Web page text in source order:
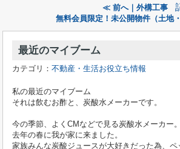
≪ 前へ｜外構工事
無料会員限定！未公開物件（土地
最近のマイブーム
カテゴリ： 不動産・生活お役立ち情報
私の最近のマイブーム
それは飲むお酢と、炭酸水メーカーです。
今の季節、よく CM などで見る炭酸水メーカー。
去年の春に我が家に来ました。
家族みんな炭酸ジュースが大好きだった為、